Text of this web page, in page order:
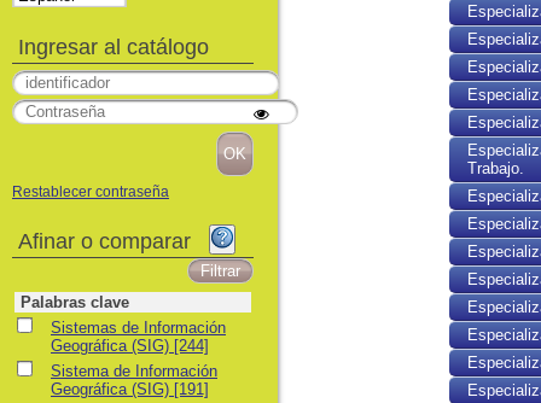
Trabajo.
Ingresar al catálogo
Restablecer contraseña
Afinar o comparar
Palabras clave
Sistemas de Información Geográfica (SIG)
Sistemas de Información
Geográfica (SIG) [244]
Sistema de Información Geográfica (SIG)
Sistema de Información
Geográfica (SIG) [191]